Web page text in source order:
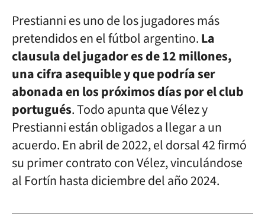
Prestianni es uno de los jugadores más
pretendidos en el fútbol argentino.La
clausula del jugador es de 12 millones,
una cifra asequible y que podría ser
abonada en los próximos días por el club
portugués. Todo apunta que Vélez y
Prestianni están obligados a llegar a un
acuerdo. En abril de 2022, el dorsal 42 firmó
su primer contrato con Vélez, vinculándose
al Fortín hasta diciembre del año 2024.